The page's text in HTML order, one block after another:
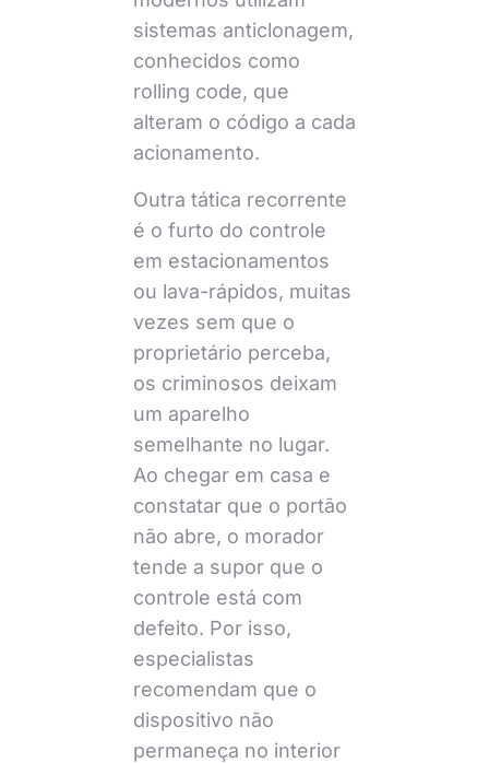
sistemas anticlonagem,
conhecidos como
rolling code, que
alteram o código a cada
acionamento.
Outra tática recorrente
é o furto do controle
em estacionamentos
ou lava-rápidos, muitas
vezes sem que o
proprietário perceba,
os criminosos deixam
um aparelho
semelhante no lugar.
Ao chegar em casa e
constatar que o portão
não abre, o morador
tende a supor que o
controle está com
defeito. Por isso,
especialistas
recomendam que o
dispositivo não
permaneça no interior